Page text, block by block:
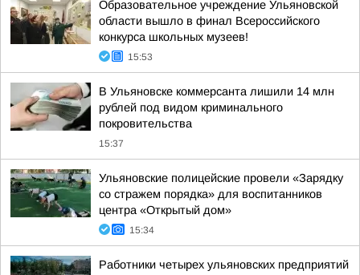
Образовательное учреждение Ульяновской
области вышло в финал Всероссийского
конкурса школьных музеев!
15:53
В Ульяновске коммерсанта лишили 14 млн
рублей под видом криминального
покровительства
15:37
Ульяновские полицейские провели «Зарядку
со стражем порядка» для воспитанников
центра «Открытый дом»
15:34
Работники четырех ульяновских предприятий